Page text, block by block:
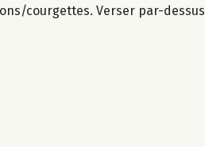
courgettes. Verser par-dessus